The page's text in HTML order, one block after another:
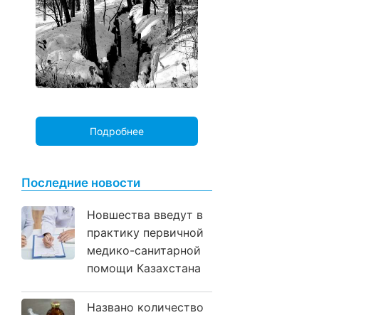
Подробнее
Последние новости
Новшества введут в
практику первичной
медико-санитарной
помощи Казахстана
Названо количество